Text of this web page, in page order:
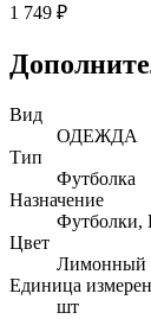
1 749 ₽
Вид
ОДЕЖДА
Тип
Футболка
Назначение
Футболки,
Цвет
Лимонный
Единица
шт